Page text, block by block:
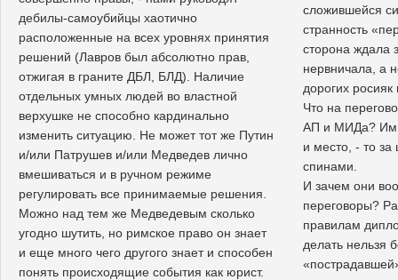
дебилы-самоубийцы хаотично
расположенные на всех уровнях принятия
решений (Лавров был абсолютно прав,
отжигая в граните ДБЛ, БЛД). Наличие
отдельных умных людей во властной
верхушке не способно кардинально
изменить ситуацию. Не может тот же Путин
и/или Патрушев и/или Медведев лично
вмешиваться и в ручном режиме
регулировать все принимаемые решения.
Можно над тем же Медведевым сколько
угодно шутить, но римское право он знает
и еще много чего другого знает и способен
понять происходящие события как юрист.
сложившейся
странность
сторона ждала
нервничала, а
дорогих
Что на
АП и МИДа? Им
и место, - то
спинами.
И зачем они
переговоры?
правилам
делать нельзя